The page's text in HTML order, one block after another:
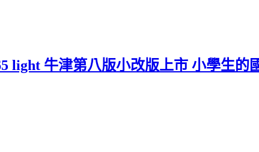
light 牛津第八版小改版上市 小學生的